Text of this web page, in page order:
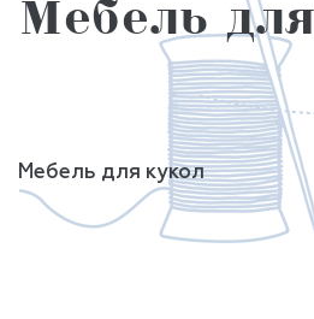
Мебель
Мебель для кукол